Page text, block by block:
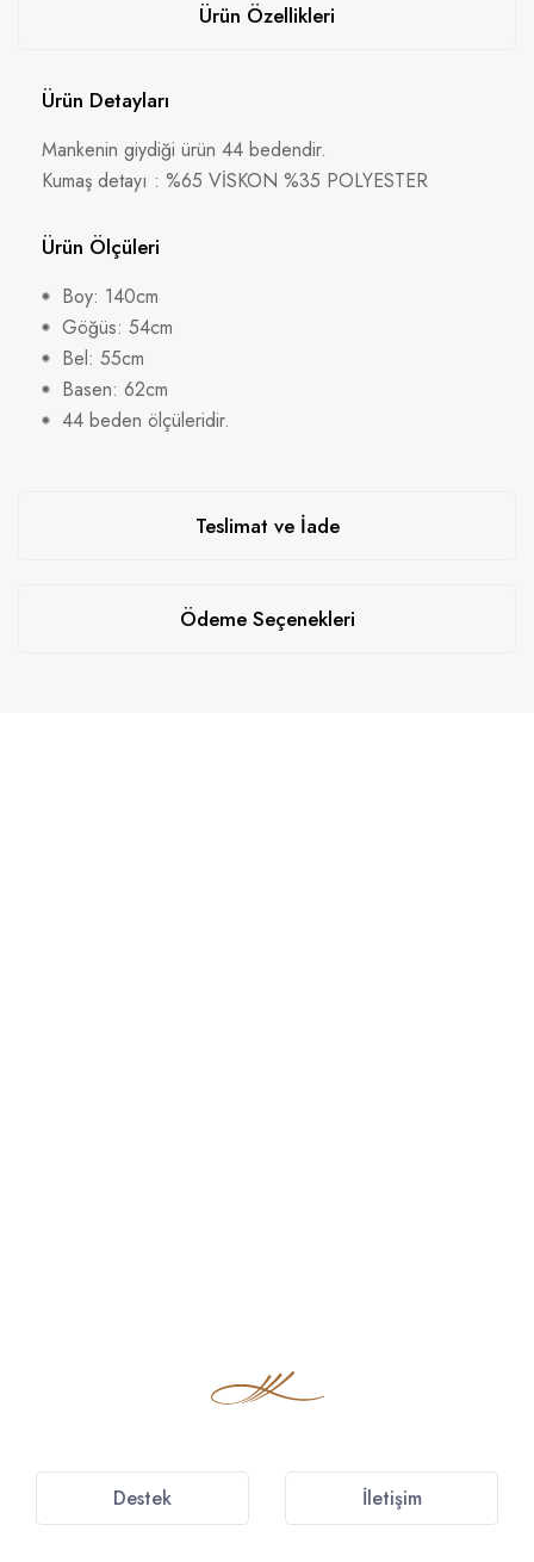
Ürün Özellikleri
Ürün Detayları
Mankenin giydiği ürün 44 bedendir.
Kumaş detayı : %65 VİSKON %35 POLYESTER
Ürün Ölçüleri
Boy: 140cm
Göğüs: 54cm
Bel: 55cm
Basen: 62cm
44 beden ölçüleridir.
Teslimat ve İade
Ödeme Seçenekleri
Destek İletişim